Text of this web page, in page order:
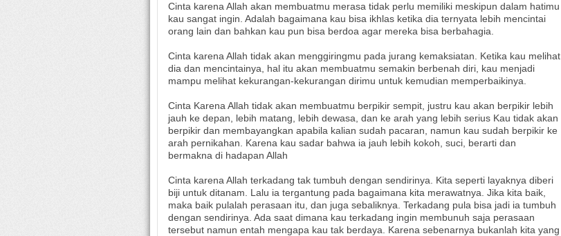
Cinta karena Allah akan membuatmu merasa tidak perlu memiliki meskipun dalam hatimu
kau sangat ingin. Adalah bagaimana kau bisa ikhlas ketika dia ternyata lebih mencintai
orang lain dan bahkan kau pun bisa berdoa agar mereka bisa berbahagia.
Cinta karena Allah tidak akan menggiringmu pada jurang kemaksiatan. Ketika kau melihat
dia dan mencintainya, hal itu akan membuatmu semakin berbenah diri, kau menjadi
mampu melihat kekurangan-kekurangan dirimu untuk kemudian memperbaikinya.
Cinta Karena Allah tidak akan membuatmu berpikir sempit, justru kau akan berpikir lebih
jauh ke depan, lebih matang, lebih dewasa, dan ke arah yang lebih serius Kau tidak akan
berpikir dan membayangkan apabila kalian sudah pacaran, namun kau sudah berpikir ke
arah pernikahan. Karena kau sadar bahwa ia jauh lebih kokoh, suci, berarti dan
bermakna di hadapan Allah
Cinta karena Allah terkadang tak tumbuh dengan sendirinya. Kita seperti layaknya diberi
biji untuk ditanam. Lalu ia tergantung pada bagaimana kita merawatnya. Jika kita baik,
maka baik pulalah perasaan itu, dan juga sebaliknya. Terkadang pula bisa jadi ia tumbuh
dengan sendirinya. Ada saat dimana kau terkadang ingin membunuh saja perasaan
tersebut namun entah mengapa kau tak berdaya. Karena sebenarnya bukanlah kita yang